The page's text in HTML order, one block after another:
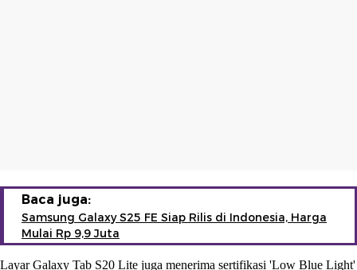
Baca juga:
Samsung Galaxy S25 FE Siap Rilis di Indonesia, Harga
Mulai Rp 9,9 Juta
Layar Galaxy Tab S20 Lite juga menerima sertifikasi 'Low Blue Light'